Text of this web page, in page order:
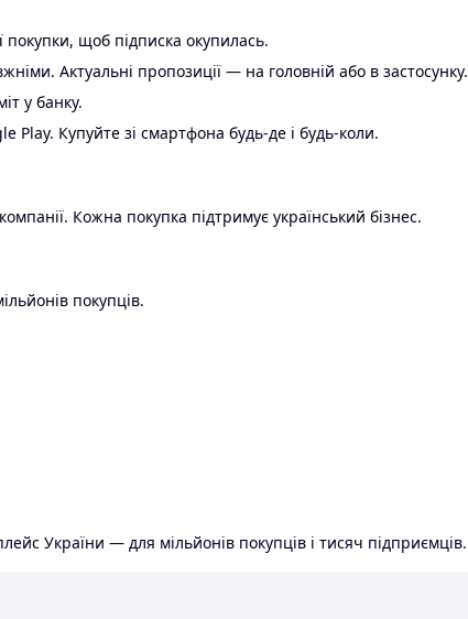
покупки, щоб підписка окупилась.
Актуальні пропозиції — на головній або в застосунку.
у банку.
Play. Купуйте зі смартфона будь-де і будь-коли.
Кожна покупка підтримує український бізнес.
покупців.
України — для мільйонів покупців і тисяч підприємців.